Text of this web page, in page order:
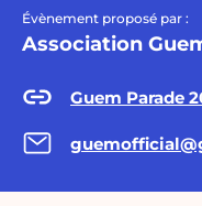
Évènement proposé par :
Association
Guem Parade